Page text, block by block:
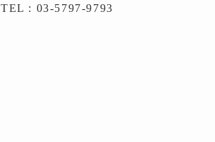
TEL : 03-5797-9793